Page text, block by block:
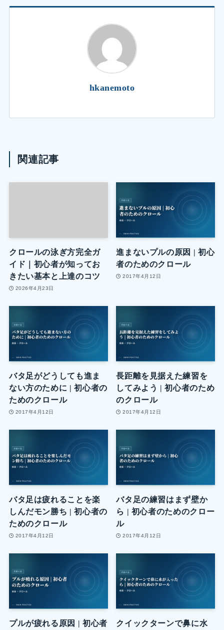
hkanemoto
関連記事
クロールの泳ぎ方完全ガ
イド｜初心者が知ってお
きたい基本と上達のコツ
2026年4月23日
進まないプルの原因 | 初心
者のためのクロール
2017年4月12日
バタ足がどうしても進ま
ない方のために | 初心者の
ためのクロール
2017年4月12日
長距離を見据えた練習を
してみよう | 初心者のため
のクロール
2017年4月12日
バタ足は疲れることを楽
しんだモン勝ち | 初心者の
ためのクロール
2017年4月12日
バタ足の練習はまず壁か
ら | 初心者のためのクロー
ル
2017年4月12日
プルが疲れる原因 | 初心者
クイックターンで鼻に水